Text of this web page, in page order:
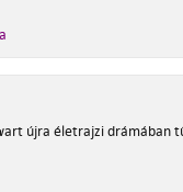
újra életrajzi drámában